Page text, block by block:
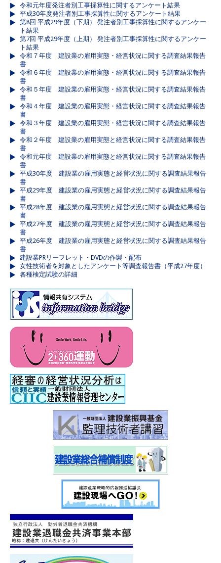
令和元年度発注者別工事採算性に関するアンケート結果
平成30年度発注者別工事採算性に関するアンケート結果
第8回 平成29年度（下期） 発注者別工事採算性に関するアンケー
ト結果
第7回 平成29年度（上期） 発注者別工事採算性に関するアンケー
ト結果
令和７年度 建設業の雇用実態・経営状況に関する調査結果報告
書
令和６年度 建設業の雇用実態・経営状況に関する調査結果報告
書
令和５年度 建設業の雇用実態・経営状況に関する調査結果報告
書
令和４年度 建設業の雇用実態・経営状況に関する調査結果報告
書
令和３年度 建設業の雇用実態・経営状況に関する調査結果報告
書
令和２年度 建設業の雇用実態と経営状況に関する調査結果報告
書
令和元年度 建設業の雇用実態と経営状況に関する調査結果報告
書
平成30年度 建設業の雇用実態と経営状況に関する調査結果報告
書
平成29年度 建設業の雇用実態と経営状況に関する調査結果報告
書
平成28年度 建設業の雇用実態と経営状況に関する調査結果報告
書
平成27年度 建設業の雇用実態と経営状況に関する調査結果報告
書
平成26年度 建設業の雇用実態と経営状況に関する調査結果報告
書
建設業PRリーフレット・DVDの作製・配布
女性技術者を対象としたアンケート等調査報告書（平成27年度）
各種検定試験の詳細